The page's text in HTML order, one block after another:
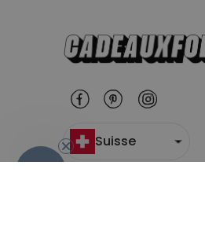
Suisse